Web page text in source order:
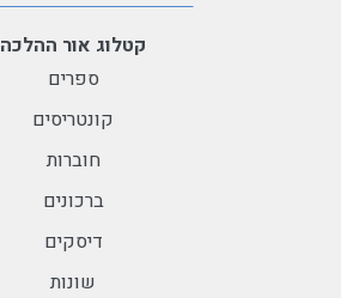
קטלוג אור ההלכה
ספרים
קונטריסים
חוברות
ברכונים
דיסקים
שונות